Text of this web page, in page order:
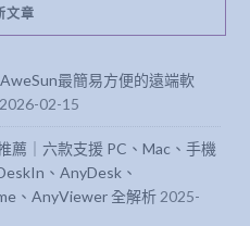
文章
最簡易方便的遠端軟
2026-02-15
薦｜六款支援 PC、Mac、手機
、AnyDesk、
、AnyViewer 全解析 2025-